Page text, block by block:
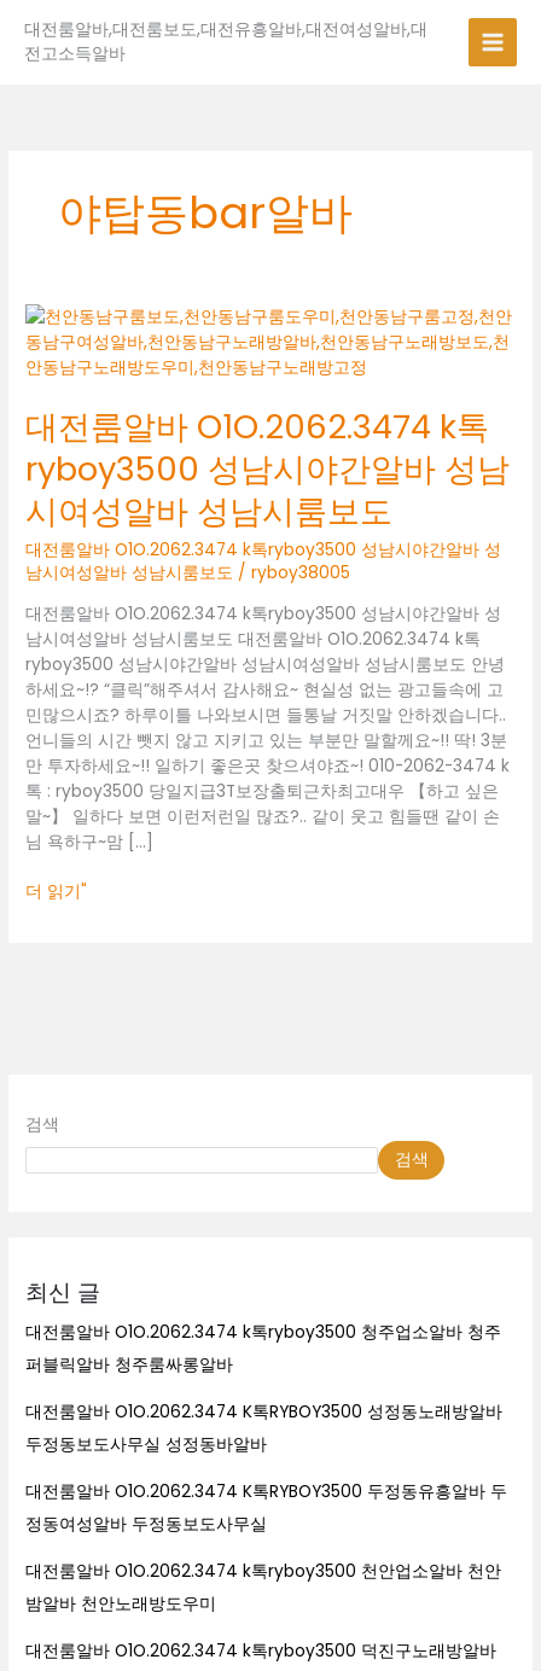
대전룸알바,대전룸보도,대전유흥알바,대전여성알바,대
전고소득알바
야탑동bar알바
대전룸알바 O1O.2062.3474 k톡
ryboy3500 성남시야간알바 성남
시여성알바 성남시룸보도
대전룸알바 O1O.2062.3474 k톡ryboy3500 성남시야간알바 성
남시여성알바 성남시룸보도 /ryboy38005
대전룸알바 O1O.2062.3474 k톡ryboy3500 성남시야간알바 성
남시여성알바 성남시룸보도 대전룸알바 O1O.2062.3474 k톡
ryboy3500 성남시야간알바 성남시여성알바 성남시룸보도 안녕
하세요~!? “클릭”해주셔서 감사해요~ 현실성 없는 광고들속에 고
민많으시죠? 하루이틀 나와보시면 들통날 거짓말 안하겠습니다..
언니들의 시간 뺏지 않고 지키고 있는 부분만 말할께요~!! 딱! 3분
만 투자하세요~!! 일하기 좋은곳 찾으셔야죠~! 010-2062-3474 k
톡 : ryboy3500 당일지급3T보장출퇴근차최고대우 【하고 싶은
말~】 일하다 보면 이런저런일 많죠?.. 같이 웃고 힘들땐 같이 손
님 욕하구~맘 […]
대
전
룸
바
O1O.2062.3474
k
톡
ryboy3500
성
남
야
간
알
바
성
남
시
여
성
알
성
더 읽기"
검색
검색
최신 글
대전룸알바 O1O.2062.3474 k톡ryboy3500 청주업소알바 청주
퍼블릭알바 청주룸싸롱알바
대전룸알바 O1O.2062.3474 K톡RYBOY3500 성정동노래방알바
두정동보도사무실 성정동바알바
대전룸알바 O1O.2062.3474 K톡RYBOY3500 두정동유흥알바 두
정동여성알바 두정동보도사무실
대전룸알바 O1O.2062.3474 k톡ryboy3500 천안업소알바 천안
밤알바 천안노래방도우미
대전룸알바 O1O.2062.3474 k톡ryboy3500 덕진구노래방알바